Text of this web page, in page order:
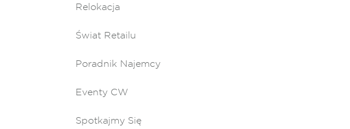
Relokacja
Świat Retailu
Poradnik Najemcy
Eventy CW
Spotkajmy Się